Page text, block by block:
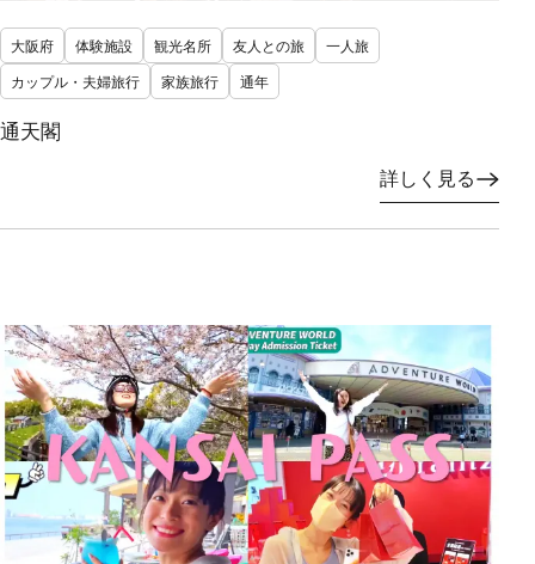
大阪府 体験施設 観光名所 友人との旅
一人旅
カップル・夫婦旅行
家族旅行 通年
通天閣
詳しく見る